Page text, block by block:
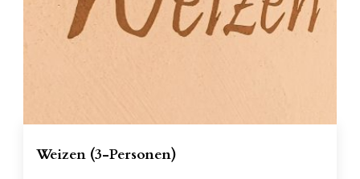
Weizen (3-Personen)